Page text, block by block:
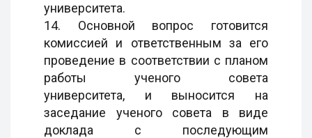
университета.
14. Основной вопрос готовится
комиссией и ответственным за его
проведение в соответствии с планом
работы ученого совета
университета, и выносится на
заседание ученого совета в виде
доклада с последующим